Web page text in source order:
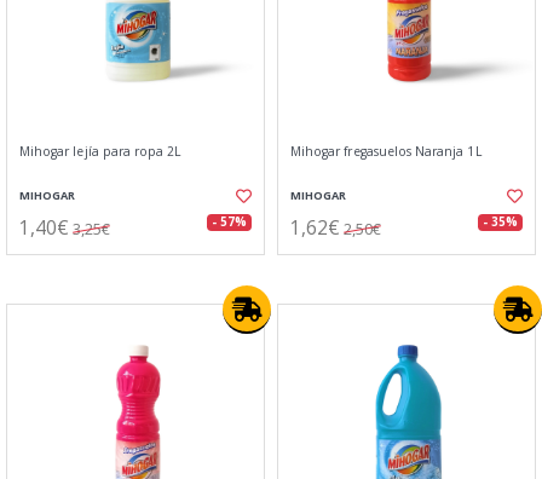
Mihogar lejía para ropa 2L
MIHOGAR
1,40€ 3,25€ - 57%
Mihogar fregasuelos Naranja 1L
MIHOGAR
1,62€ 2,50€ - 35%